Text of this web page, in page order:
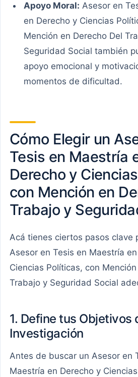
Apoyo Moral: Asesor en
en Derecho y Ciencias
Mención en Derecho Del
Seguridad Social también
apoyo emocional y
momentos de dificultad.
Cómo Elegir un
Tesis en Maestría
Derecho y
con Mención en
Trabajo y
Acá tienes ciertos pasos clave
Asesor en Tesis en Maestría
Ciencias Políticas, con
Trabajo y Seguridad Social
1. Define tus Objetivos
Investigación
Antes de buscar un Asesor en
Maestría en Derecho y